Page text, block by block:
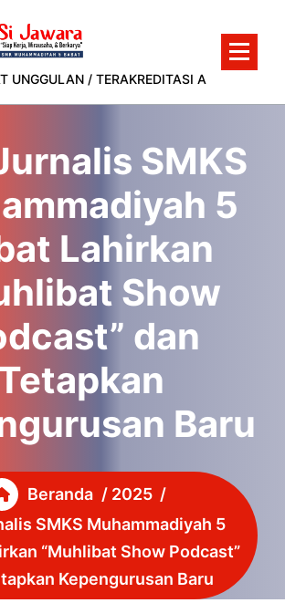
UNGGULAN / TERAKREDITASI A
SMKS
5
Lahirkan
Show
dan
Baru
Beranda / 2025 /
SMKS Muhammadiyah 5
“Muhlibat Show Podcast”
Kepengurusan Baru